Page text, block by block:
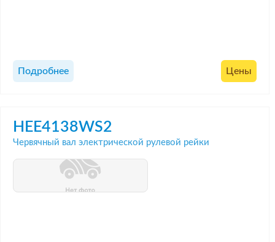
Подробнее Цены
HEE4138WS2
Червячный вал электрической рулевой рейки